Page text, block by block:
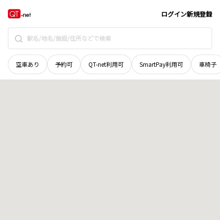
ログイン新規登録
空車あり 予約可 QT-net利用可 SmartPay利用可 車椅子
栃木県